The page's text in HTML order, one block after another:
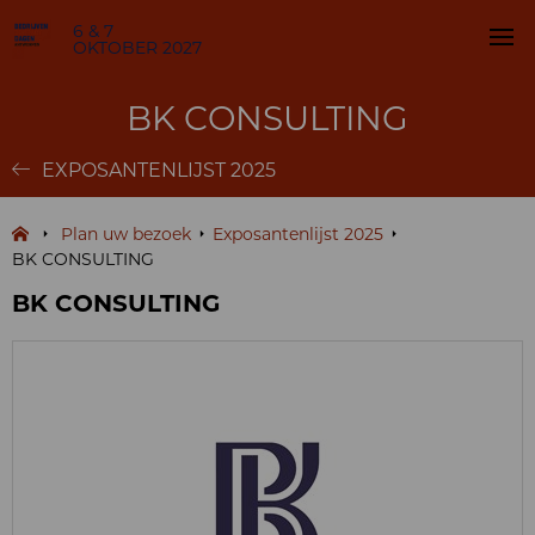
6 & 7
OKTOBER 2027
BK CONSULTING
EXPOSANTENLIJST 2025
Plan uw bezoek
Exposantenlijst 2025
BK CONSULTING
BK CONSULTING